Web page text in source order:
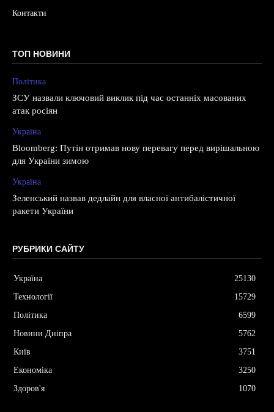
Контакти
ТОП НОВИНИ
Політика
ЗСУ назвали ключовий виклик під час останніх масованих
атак росіян
Україна
Bloomberg: Путін отримав нову перевагу перед вирішальною
для України зимою
Україна
Зеленський назвав дедлайн для власної антибалістичної
ракети України
РУБРИКИ САЙТУ
Україна
25130
Технології
15729
Політика
6599
Новини Дніпра
5762
Київ
3751
Економіка
3250
Здоров'я
1070